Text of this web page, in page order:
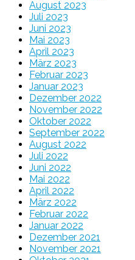
August 2023
Juli 2023
Juni 2023
Mai 2023
April 2023
März 2023
Februar 2023
Januar 2023
Dezember 2022
November 2022
Oktober 2022
September 2022
August 2022
Juli 2022
Juni 2022
Mai 2022
April 2022
März 2022
Februar 2022
Januar 2022
Dezember 2021
November 2021